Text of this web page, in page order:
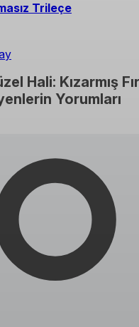
Trileçe
Hali: Kızarmış
Yorumları